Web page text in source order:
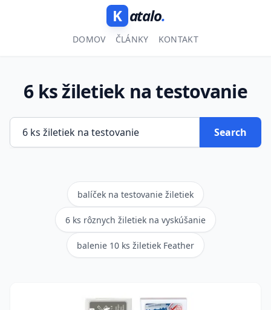
K atalo.
DOMOV ČLÁNKY KONTAKT
6 ks žiletiek na testovanie
Search
balíček na testovanie žiletiek
6 ks rôznych žiletiek na vyskúšanie
balenie 10 ks žiletiek Feather